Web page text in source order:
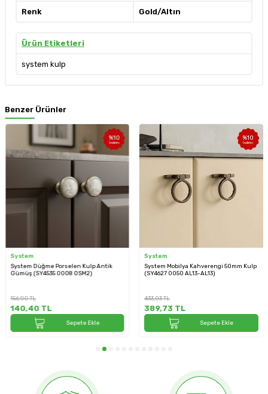
Renk Gold/Altın
Ürün Etiketleri
system kulp
Benzer Ürünler
%10
İndirim
System
System Düğme Porselen Kulp Antik
Gümüş (SY4535 0008 OSM2)
156,00TL
140,40TL
Sepete Ekle
%10
İndirim
System
System Mobilya Kahverengi 50mm Kulp
(SY4627 0050 AL13-AL13)
433,03TL
389,73 TL
Sepete Ekle